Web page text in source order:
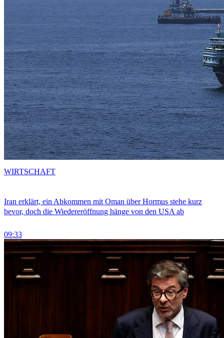
Iran erklärt, ein Abkommen mit Oman über Hormus stehe kurz
bevor, doch die Wiedereröffnung hänge von den USA ab
09:33
WIRTSCHAFT